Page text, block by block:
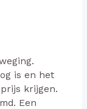
is en het
krijgen.
Een